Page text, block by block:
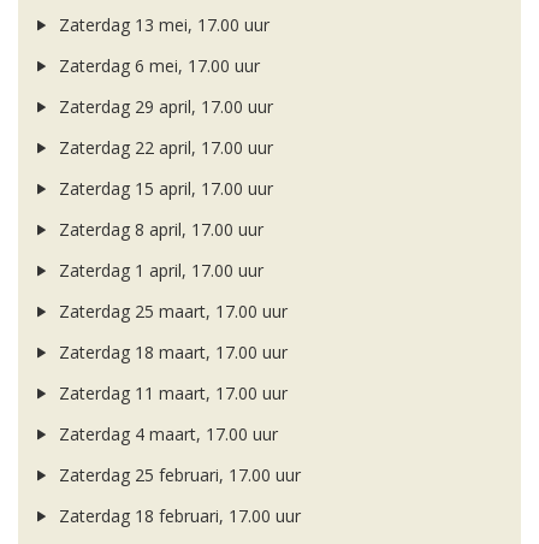
Zaterdag 13 mei, 17.00 uur
Zaterdag 6 mei, 17.00 uur
Zaterdag 29 april, 17.00 uur
Zaterdag 22 april, 17.00 uur
Zaterdag 15 april, 17.00 uur
Zaterdag 8 april, 17.00 uur
Zaterdag 1 april, 17.00 uur
Zaterdag 25 maart, 17.00 uur
Zaterdag 18 maart, 17.00 uur
Zaterdag 11 maart, 17.00 uur
Zaterdag 4 maart, 17.00 uur
Zaterdag 25 februari, 17.00 uur
Zaterdag 18 februari, 17.00 uur